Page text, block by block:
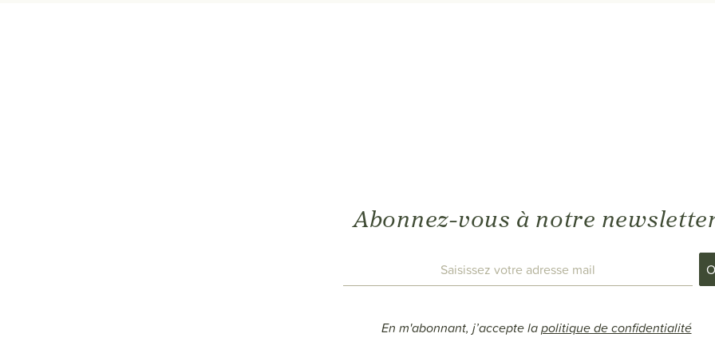
Abonnez-vous à notre
En m'abonnant, j’accepte lapolitique de confidentialité